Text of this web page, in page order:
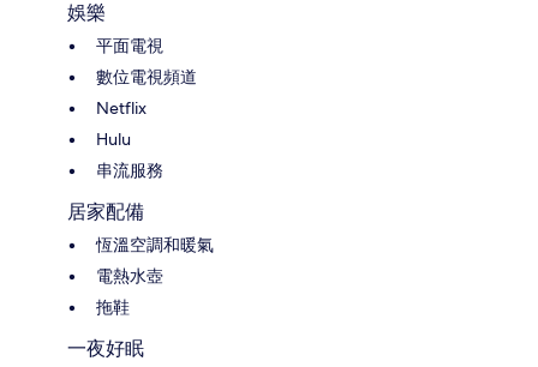
娛樂
平面電視
數位電視頻道
Netflix
Hulu
串流服務
居家配備
恆溫空調和暖氣
電熱水壺
拖鞋
一夜好眠